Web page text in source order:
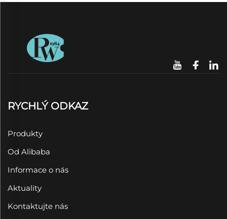
RYCHLÝ ODKAZ
Produkty
Od Alibaba
Informace o nás
Aktuality
Kontaktujte nás